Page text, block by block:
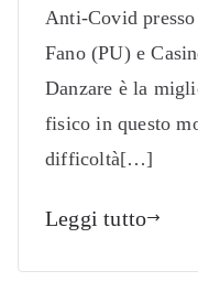
Anti-Covid
Fano (PU) e
Danzare è la
fisico in questo
difficoltà[…]
Leggi tutto